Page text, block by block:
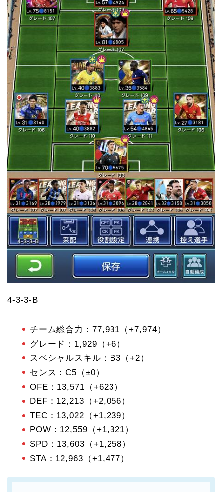
4-3-3-B
チーム総合力：77,931（+7,974）
グレード：1,929（+6）
スペシャルスキル：B3（+2）
センス：C5（±0）
OFE：13,571（+623）
DEF：12,213（+2,056）
TEC：13,022（+1,239）
POW：12,559（+1,321）
SPD：13,603（+1,258）
STA：12,963（+1,477）